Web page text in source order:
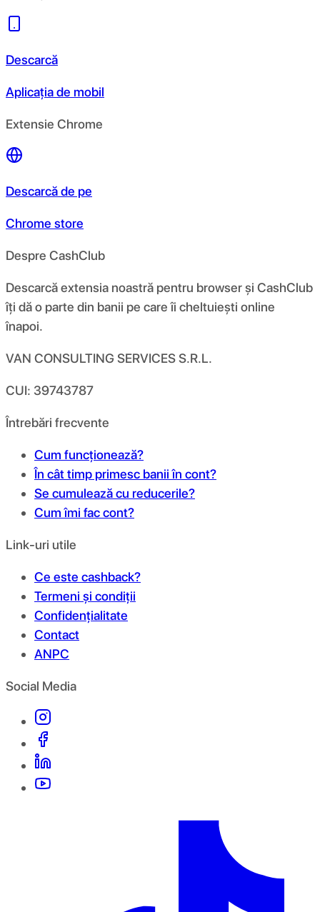
Descarcă
Aplicația de mobil
Extensie Chrome
Descarcă de pe
Chrome store
Despre CashClub
Descarcă extensia noastră pentru browser și CashClub
îți dă o parte din banii pe care îi cheltuiești online
înapoi.
VAN CONSULTING SERVICES S.R.L.
CUI: 39743787
Întrebări frecvente
Cum funcționează?
În cât timp primesc banii în cont?
Se cumulează cu reducerile?
Cum îmi fac cont?
Link-uri utile
Ce este cashback?
Termeni și condiții
Confidențialitate
Contact
ANPC
Social Media